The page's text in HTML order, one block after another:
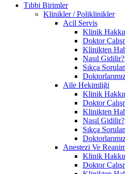
Tıbbi Birimler
Klinikler / Poliklinikler
Acil Servis
Klinik
Doktor
Klinikten
Nasıl Gidilir?
Sıkça
Aile Hekimliği
Klinik
Doktor
Klinikten
Nasıl Gidilir?
Sıkça
Anestezi Ve
Klinik
Doktor